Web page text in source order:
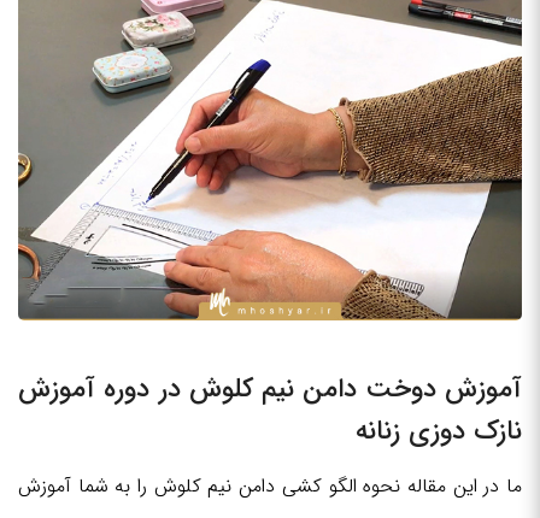
آموزش دوخت دامن نیم کلوش در دوره آموزش
نازک دوزی زنانه
ما در این مقاله نحوه الگو کشی دامن نیم کلوش را به شما آموزش